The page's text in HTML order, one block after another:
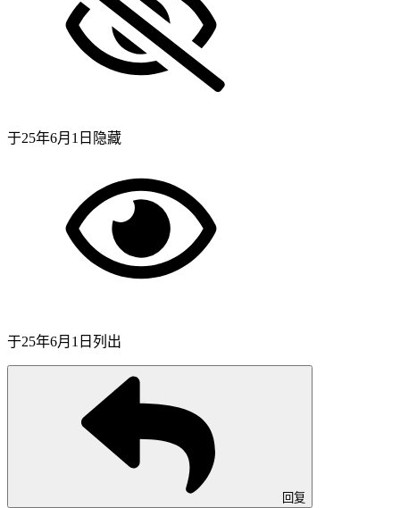
于25年6月1日 隐藏
于25年6月1日 列出
回复